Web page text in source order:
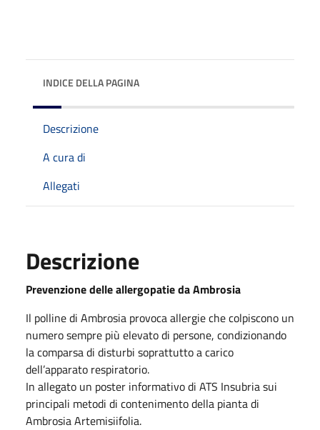
INDICE DELLA PAGINA
Descrizione
A cura di
Allegati
Descrizione
Prevenzione delle allergopatie da Ambrosia
Il polline di Ambrosia provoca allergie che colpiscono un
numero sempre più elevato di persone, condizionando
la comparsa di disturbi soprattutto a carico
dell’apparato respiratorio.
In allegato un poster informativo di ATS Insubria sui
principali metodi di contenimento della pianta di
Ambrosia Artemisiifolia.